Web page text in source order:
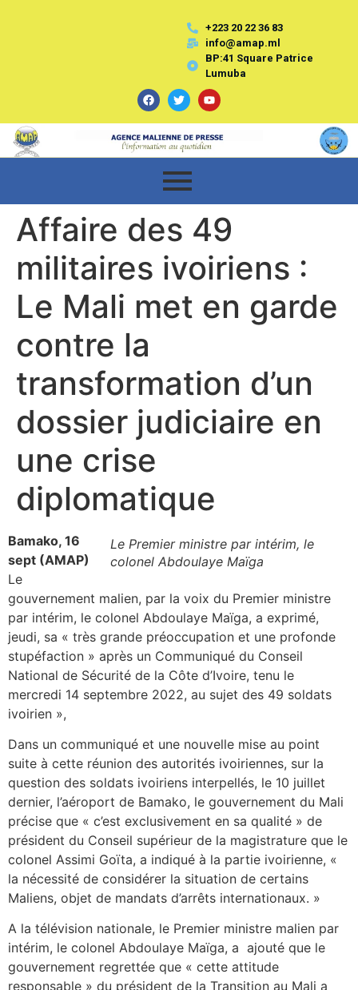
+223 20 22 36 83
info@amap.ml
BP:41 Square Patrice
Lumuba
Affaire des 49
militaires ivoiriens :
Le Mali met en garde
contre la
transformation d’un
dossier judiciaire en
une crise
diplomatique
Le Premier ministre par intérim, le
colonel Abdoulaye Maïga
Bamako, 16
sept (AMAP)
Le
gouvernement malien, par la voix du Premier ministre
par intérim, le colonel Abdoulaye Maïga, a exprimé,
jeudi, sa « très grande préoccupation et une profonde
stupéfaction » après un Communiqué du Conseil
National de Sécurité de la Côte d’Ivoire, tenu le
mercredi 14 septembre 2022, au sujet des 49 soldats
ivoirien »,
Dans un communiqué et une nouvelle mise au point
suite à cette réunion des autorités ivoiriennes, sur la
question des soldats ivoiriens interpellés, le 10 juillet
dernier, l’aéroport de Bamako, le gouvernement du Mali
précise que « c’est exclusivement en sa qualité » de
président du Conseil supérieur de la magistrature que le
colonel Assimi Goïta, a indiqué à la partie ivoirienne, «
la nécessité de considérer la situation de certains
Maliens, objet de mandats d’arrêts internationaux. »
A la télévision nationale, le Premier ministre malien par
intérim, le colonel Abdoulaye Maïga, a ajouté que le
gouvernement regrettée que « cette attitude
responsable » du président de la Transition au Mali a